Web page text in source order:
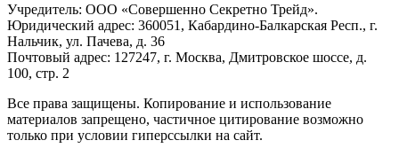
Учредитель: ООО «Совершенно Секретно Трейд».
Юридический адрес: 360051, Кабардино-Балкарская Респ., г.
Нальчик, ул. Пачева, д. 36
Почтовый адрес: 127247, г. Москва, Дмитровское шоссе, д.
100, стр. 2
Все права защищены. Копирование и использование
материалов запрещено, частичное цитирование возможно
только при условии гиперссылки на сайт.